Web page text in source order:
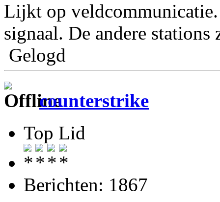
Lijkt op
signaal. De andere
Gelogd
counterstrike
Top Lid
Berichten: 1867